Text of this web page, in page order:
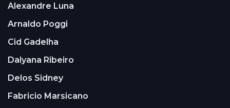
Alexandre Luna
Arnaldo Poggi
Cid Gadelha
Dalyana Ribeiro
Delos Sidney
Fabricio Marsicano